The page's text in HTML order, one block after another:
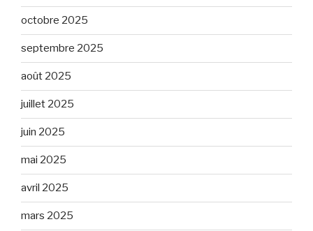
octobre 2025
septembre 2025
août 2025
juillet 2025
juin 2025
mai 2025
avril 2025
mars 2025